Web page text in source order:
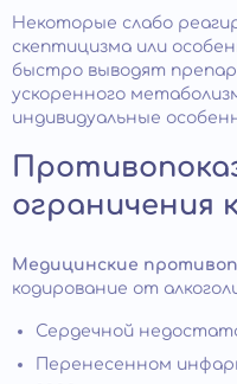
Некоторые слабо
скептицизма или
быстро выводят
ускоренного
индивидуальные
ограничения
Медицинские
кодирование от
Сердечной
Перенесенном